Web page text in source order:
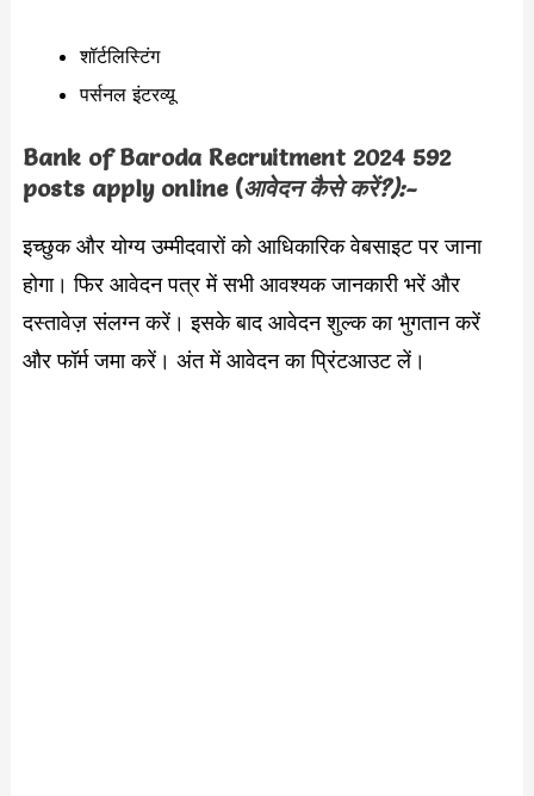
शॉर्टलिस्टिंग
पर्सनल इंटरव्यू
Bank of Baroda Recruitment 2024 592
posts apply online (आवेदन कैसे करें?):-
इच्छुक और योग्य उम्मीदवारों को आधिकारिक वेबसाइट पर जाना
होगा। फिर आवेदन पत्र में सभी आवश्यक जानकारी भरें और
दस्तावेज़ संलग्न करें। इसके बाद आवेदन शुल्क का भुगतान करें
और फॉर्म जमा करें। अंत में आवेदन का प्रिंटआउट लें।